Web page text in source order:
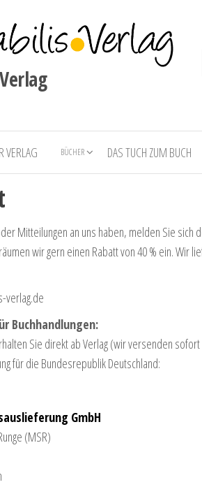
VERLAG BÜCHER DAS TUCH ZUM BUCH
Mitteilungen an uns haben, melden Sie
wir gern einen Rabatt von 40 % ein. Wir
verlag.de
Buchhandlungen:
Sie direkt ab Verlag (wir versenden
für die Bundesrepublik Deutschland:
GmbH
(MSR)